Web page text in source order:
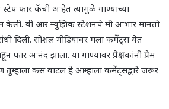
फार कॅची आहेत त्यामुळे गाण्याच्या
केली. वी आर म्युझिक स्टेशनचे मी आभार मानतो
दिली. सोशल मीडियावर मला कमेंट्स येत
फार आनंद झाला. या गाण्यावर प्रेक्षकांनी प्रेम
तुम्हाला कस वाटल हे आम्हाला कमेंट्सद्वारे जरूर